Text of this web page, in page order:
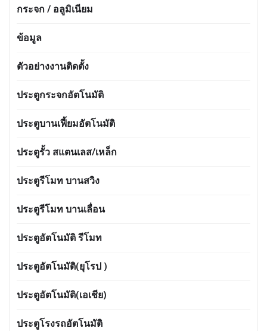
กระจก / อลูมิเนียม
ข้อมูล
ตัวอย่างงานติดตั้ง
ประตูกระจกอัตโนมัติ
ประตูบานเฟี้ยมอัตโนมัติ
ประตูรั้ว สแตนเลส/เหล็ก
ประตูรีโมท บานสวิง
ประตูรีโมท บานเลื่อน
ประตูอัตโนมัติ รีโมท
ประตูอัตโนมัติ(ยุโรป )
ประตูอัตโนมัติ(เอเชีย)
ประตูโรงรถอัตโนมัติ